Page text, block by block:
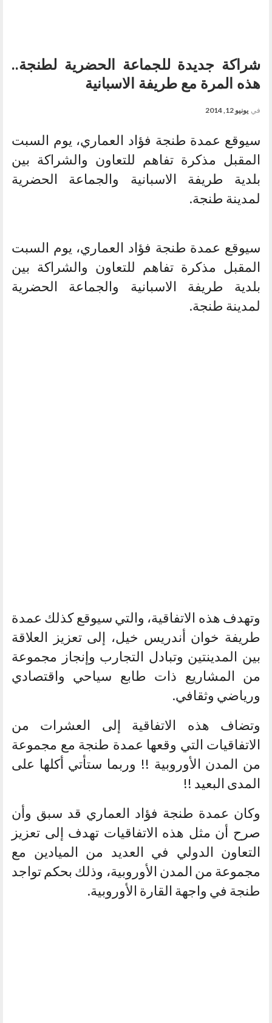
شراكة جديدة للجماعة الحضرية لطنجة..
هذه المرة مع طريفة الاسبانية
في يونيو 12, 2014
سيوقع عمدة طنجة فؤاد العماري، يوم السبت
المقبل مذكرة تفاهم للتعاون والشراكة بين
بلدية طريفة الاسبانية والجماعة الحضرية
لمدينة طنجة.
سيوقع عمدة طنجة فؤاد العماري، يوم السبت
المقبل مذكرة تفاهم للتعاون والشراكة بين
بلدية طريفة الاسبانية والجماعة الحضرية
لمدينة طنجة.
وتهدف هذه الاتفاقية، والتي سيوقع كذلك عمدة
طريفة خوان أندريس خيل، إلى تعزيز العلاقة
بين المدينتين وتبادل التجارب وإنجاز مجموعة
من المشاريع ذات طابع سياحي واقتصادي
ورياضي وثقافي.
وتضاف هذه الاتفاقية إلى العشرات من
الاتفاقيات التي وقعها عمدة طنجة مع مجموعة
من المدن الأوروبية !! وربما ستأتي أكلها على
المدى البعيد !!
وكان عمدة طنجة فؤاد العماري قد سبق وأن
صرح أن مثل هذه الاتفاقيات تهدف إلى تعزيز
التعاون الدولي في العديد من الميادين مع
مجموعة من المدن الأوروبية، وذلك بحكم تواجد
طنجة في واجهة القارة الأوروبية.